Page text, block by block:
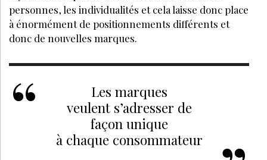
MÉDECINE ESTHÉTIQUE ET VIEILLISSEMENT CUTANÉ :
TENDANCES 2026 ENTRE MÉDECINE ESTHÉTIQUE
RÉGÉNÉRATIVE ET NATUREL
Inscrivez-vous à la Newsletter pour découvrir
des articles inédits et profiter de nos offres
exclusives